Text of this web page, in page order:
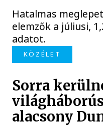
Hatalmas
elemzők a júliusi,
adatot.
KÖZÉLET
Sorra
alacsony